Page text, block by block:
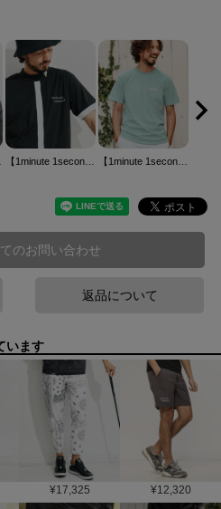
のお問い合わせ
返品について
います
¥17,325 ¥12,320